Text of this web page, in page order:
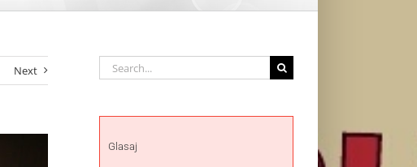
Next
Search
for:
Glasaj